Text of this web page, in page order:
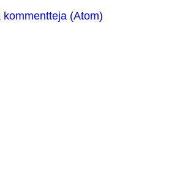
kommentteja (Atom)